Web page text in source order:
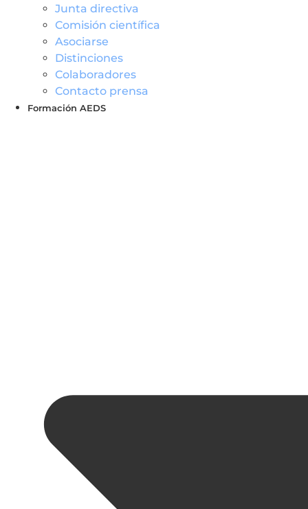
Junta directiva
Comisión científica
Asociarse
Distinciones
Colaboradores
Contacto prensa
Formación AEDS